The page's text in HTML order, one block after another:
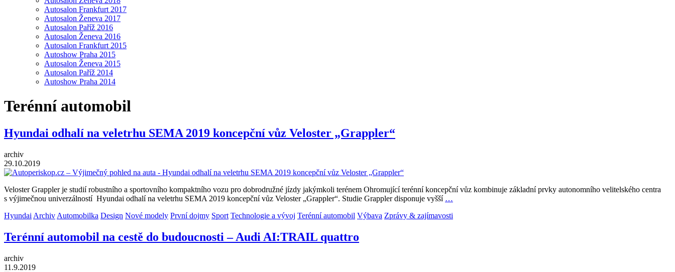
Autosalon Frankfurt 2017
Autosalon Ženeva 2017
Autosalon Paříž 2016
Autosalon Ženeva 2016
Autosalon Frankfurt 2015
Autoshow Praha 2015
Autosalon Ženeva 2015
Autosalon Paříž 2014
Autoshow Praha 2014
Terénní automobil
Hyundai odhalí na veletrhu SEMA 2019 koncepční vůz Veloster „Grappler“
archiv
29.10.2019
Veloster Grappler je studií robustního a sportovního kompaktního vozu pro dobrodružné jízdy jakýmkoli terénem Ohromující terénní koncepční vůz kombinuje základní prvky autonomního velitelského centra
s výjimečnou univerzálností Hyundai odhalí na veletrhu SEMA 2019 koncepční vůz Veloster „Grappler“. Studie Grappler disponuje vyšší …
Hyundai Archiv Automobilka Design Nové modely První dojmy Sport Technologie a vývoj Terénní automobil Výbava Zprávy & zajímavosti
Terénní automobil na cestě do budoucnosti – Audi AI:TRAIL quattro
archiv
11.9.2019